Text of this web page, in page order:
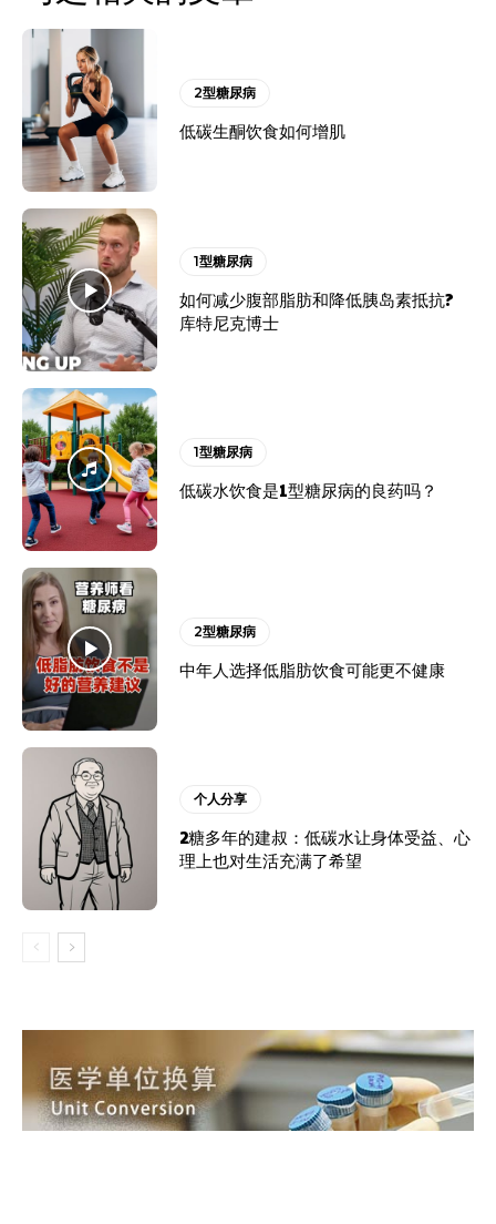
2型糖尿病
低碳生酮饮食如何增肌
1型糖尿病
如何减少腹部脂肪和降低胰岛素抵抗?
库特尼克博士
1型糖尿病
低碳水饮食是1型糖尿病的良药吗？
2型糖尿病
中年人选择低脂肪饮食可能更不健康
个人分享
2糖多年的建叔：低碳水让身体受益、心
理上也对生活充满了希望